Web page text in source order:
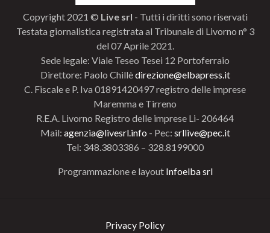
Copyright 2021 © Live srl - Tutti i diritti sono riservati
Testata giornalistica registrata al Tribunale di Livorno n° 3
del 07 Aprile 2021.
Sede legale: Viale Teseo Tesei 12 Portoferraio
Direttore: Paolo Chillèdirezione@elbapress.it
C. Fiscale e P. Iva 01891420497 registro delle imprese
Maremma e Tirreno
R.E.A. Livorno Registro delle imprese Li- 206464
Mail: agenzia@livesrl.info - Pec: srllive@pec.it
Tel: 348.3803386 – 328.8199000
Programmazione e layout Infoelba srl
Privacy Policy